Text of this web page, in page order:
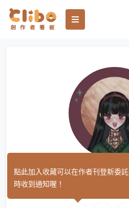
建仁割
點此加入收藏可以在作者刊登新委託
時收到通知喔！